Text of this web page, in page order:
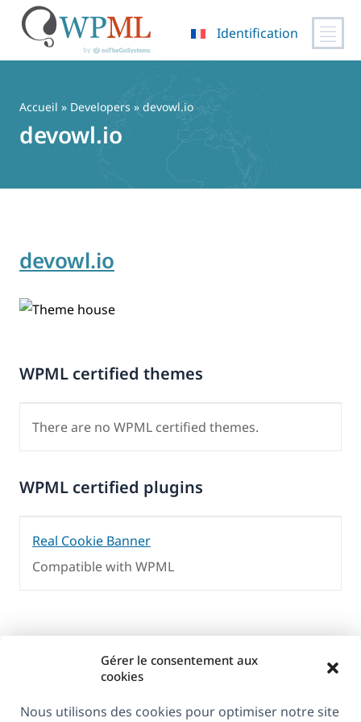
Gérer le consentement aux
cookies
Nous utilisons des cookies pour optimiser notre site
contenu
Identification
Accueil » Developers » devowl.io
devowl.io
devowl.io
WPML certified themes
There are no WPML certified themes.
WPML certified plugins
Real Cookie Banner
Compatible with WPML